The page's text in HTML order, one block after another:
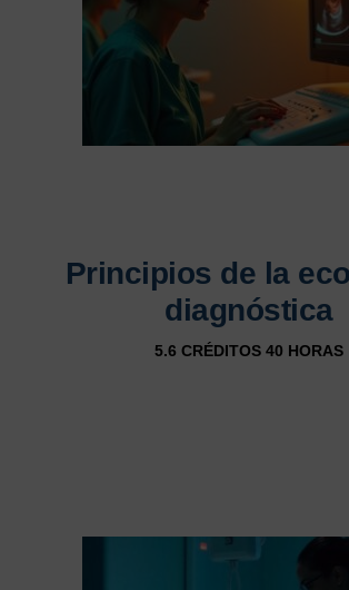
Principios de la
diagnóstica
5.6 CRÉDITOS 40 HORAS